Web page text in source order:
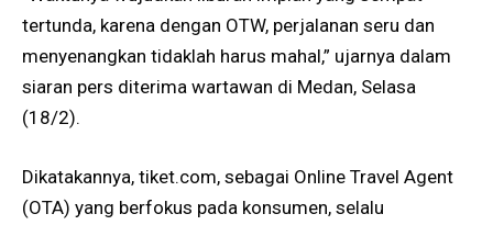
tertunda, karena dengan OTW, perjalanan seru dan
menyenangkan tidaklah harus mahal,” ujarnya dalam
siaran pers diterima wartawan di Medan, Selasa
(18/2).
Dikatakannya, tiket.com, sebagai Online Travel Agent
(OTA) yang berfokus pada konsumen, selalu